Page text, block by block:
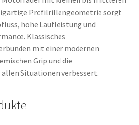
Profilrillengeometrie sorgt
hohe Laufleistung und
Klassisches
mit einer modernen
Grip und die
Situationen verbessert.